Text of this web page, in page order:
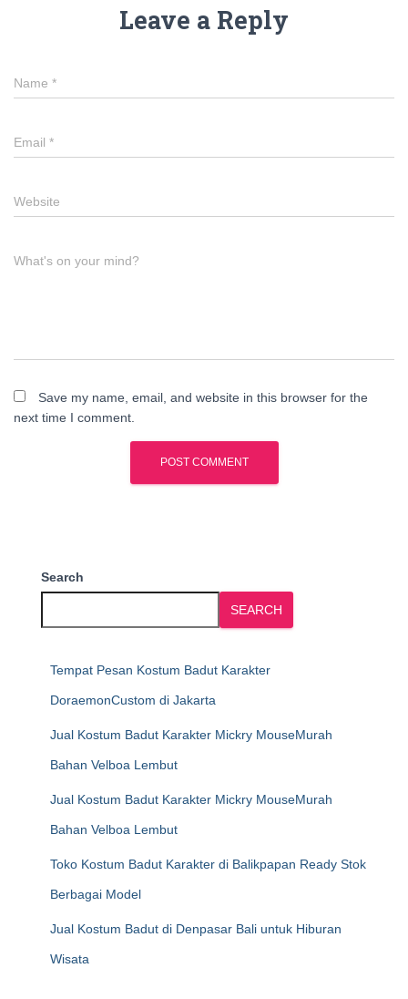
Leave a Reply
Name *
Email *
Website
What's on your mind?
Save my name, email, and website in this browser for the
next time I comment.
Search
SEARCH
Tempat Pesan Kostum Badut Karakter
DoraemonCustom di Jakarta
Jual Kostum Badut Karakter Mickry MouseMurah
Bahan Velboa Lembut
Jual Kostum Badut Karakter Mickry MouseMurah
Bahan Velboa Lembut
Toko Kostum Badut Karakter di Balikpapan Ready Stok
Berbagai Model
Jual Kostum Badut di Denpasar Bali untuk Hiburan
Wisata